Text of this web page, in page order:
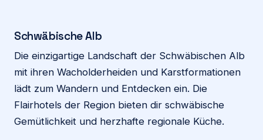
Schwäbische Alb
Die einzigartige Landschaft der Schwäbischen Alb
mit ihren Wacholderheiden und Karstformationen
lädt zum Wandern und Entdecken ein. Die
Flairhotels der Region bieten dir schwäbische
Gemütlichkeit und herzhafte regionale Küche.